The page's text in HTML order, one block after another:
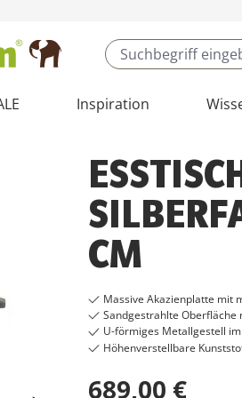
Inspiration
CM
Massive Akazienplatte mit
Sandgestrahlte Oberfläche
U-förmiges Metallgestell
Höhenverstellbare
689,00 €